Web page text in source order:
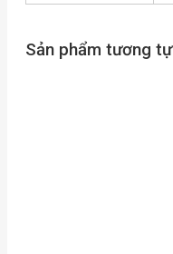
Sản phẩm tương tự